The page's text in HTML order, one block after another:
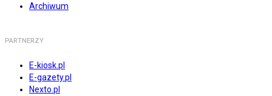
Archiwum
PARTNERZY
E-kiosk.pl
E-gazety.pl
Nexto.pl